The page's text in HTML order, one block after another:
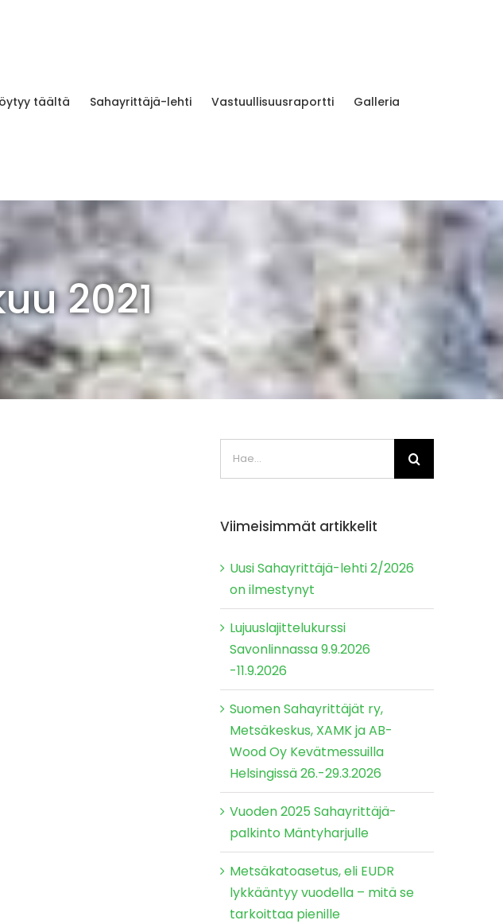
täältä Sahayrittäjä-lehti Vastuullisuusraportti Galleria
2021
Viimeisimmät artikkelit
Uusi Sahayrittäjä-lehti 2/2026
on ilmestynyt
Lujuuslajittelukurssi
Savonlinnassa 9.9.2026
-11.9.2026
Suomen Sahayrittäjät ry,
Metsäkeskus, XAMK ja AB-
Wood Oy Kevätmessuilla
Helsingissä 26.-29.3.2026
Vuoden 2025 Sahayrittäjä-
palkinto Mäntyharjulle
Metsäkatoasetus, eli EUDR
lykkääntyy vuodella – mitä se
tarkoittaa pienille